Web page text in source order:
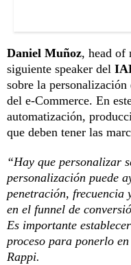
Daniel Muñoz, head of
siguiente speaker del
sobre la
del e-Commerce. En
automatización,
que deben tener las
“Hay que personalizar
personalización puede
penetración, frecuencia
en el funnel de
Es importante
proceso para ponerlo
Rappi.